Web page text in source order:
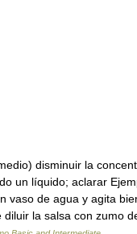
disminuir la
un líquido; aclarar
vaso de agua y agita
la salsa con zumo